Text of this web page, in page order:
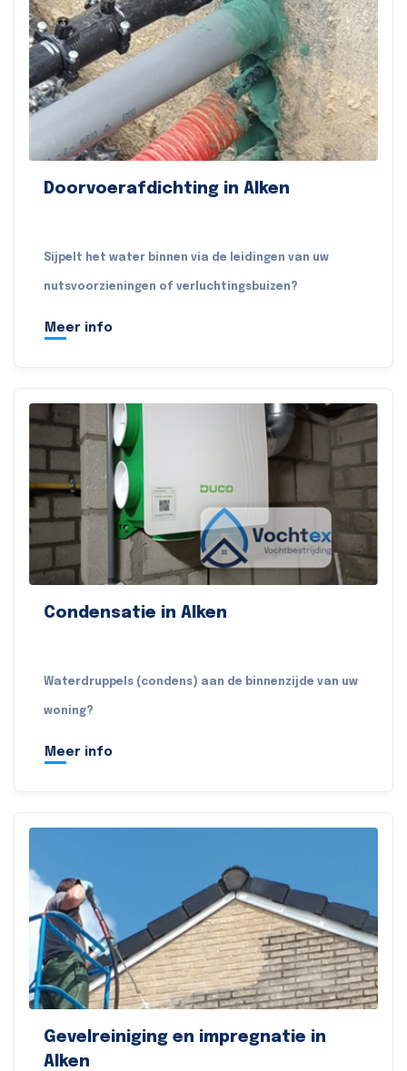
Doorvoerafdichting in Alken
Sijpelt het water binnen via de leidingen van uw
nutsvoorzieningen of verluchtingsbuizen?
Meer info
Condensatie in Alken
Waterdruppels (condens) aan de binnenzijde van uw
woning?
Meer info
Gevelreiniging en impregnatie in
Alken